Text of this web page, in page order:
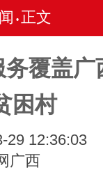
• 正文
务覆盖广
困村
29 12:36:03
广西